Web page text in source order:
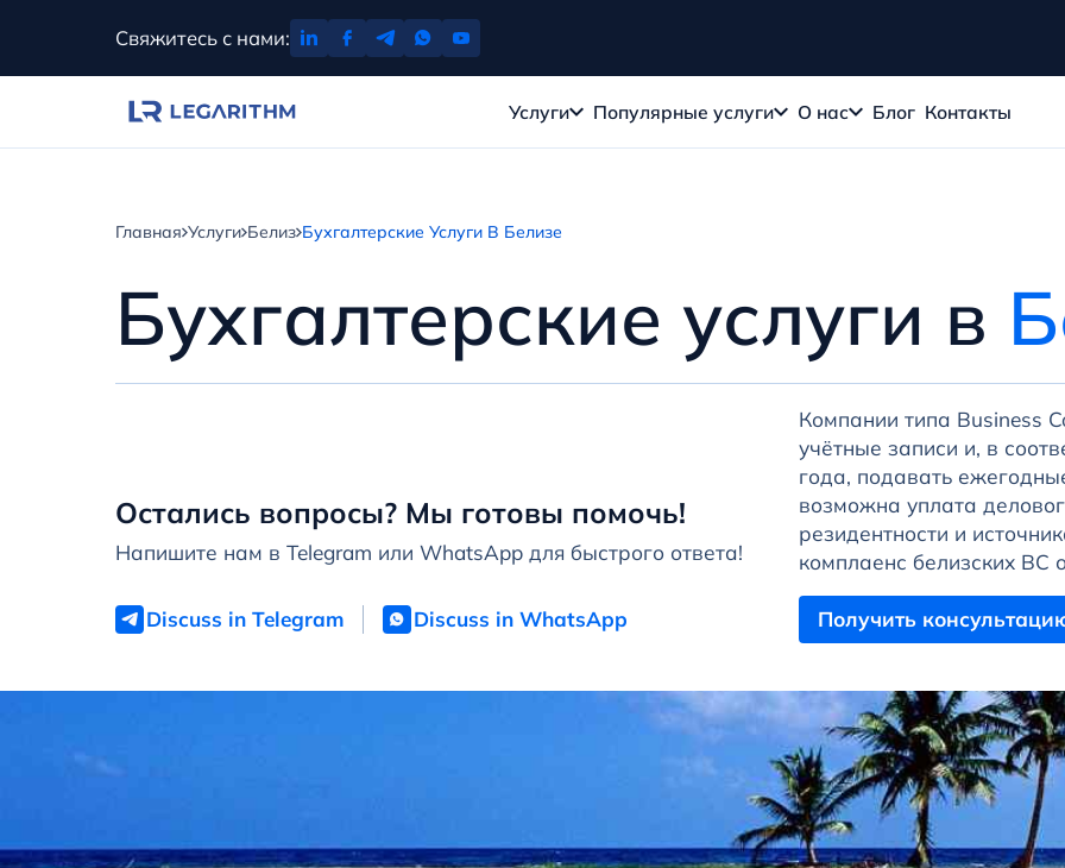
Свяжитесь с нами:
Услуги Популярные услуги О нас Блог Контакты
Главная Услуги Белиз Бухгалтерские Услуги В Белизе
Бухгалтерские услуги в
Остались вопросы? Мы готовы помочь!
Напишите нам в Telegram или WhatsApp для быстрого ответа!
Discuss in Telegram Discuss in WhatsApp
Компании типа Business
учётные записи и, в
года, подавать
возможна уплата
резидентности и
комплаенс белизских BC
Получить